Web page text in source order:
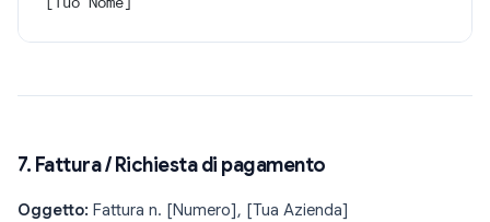
7. Fattura / Richiesta di pagamento
Oggetto: Fattura n. [Numero], [Tua Azienda]